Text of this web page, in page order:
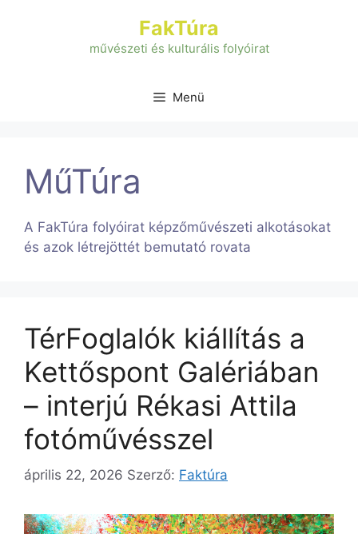
FakTúra
művészeti és kulturális folyóirat
Menü
MűTúra
A FakTúra folyóirat képzőművészeti alkotásokat
és azok létrejöttét bemutató rovata
TérFoglalók kiállítás a
Kettőspont Galériában
– interjú Rékasi Attila
fotóművésszel
április 22, 2026 Szerző: Faktúra